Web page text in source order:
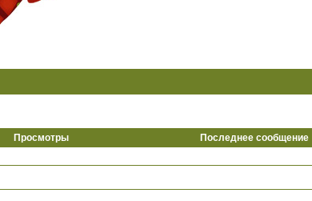
Просмотры
Последнее сообщение